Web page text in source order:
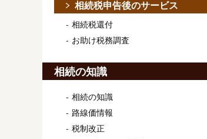
相続税申告後のサービス
相続税還付
お助け税務調査
相続の知識
相続の知識
路線価情報
税制改正